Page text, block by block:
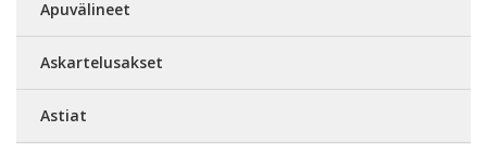
Apuvälineet
Askartelusakset
Astiat